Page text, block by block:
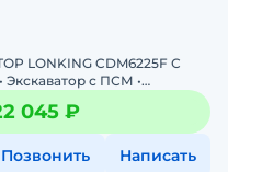
LONKING CDM6225F С
Одобрение онлайн за 15
045 ₽
Позвонить Написать